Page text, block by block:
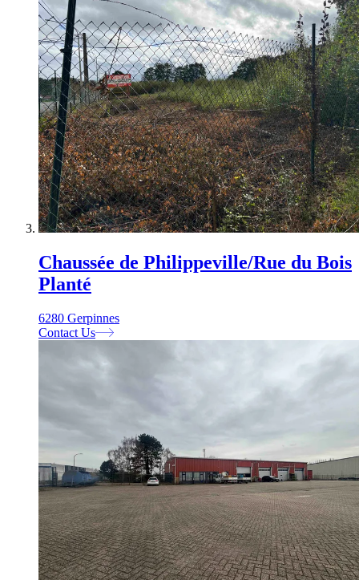
Chaussée de Philippeville/Rue du Bois
Planté
6280 Gerpinnes
Contact Us